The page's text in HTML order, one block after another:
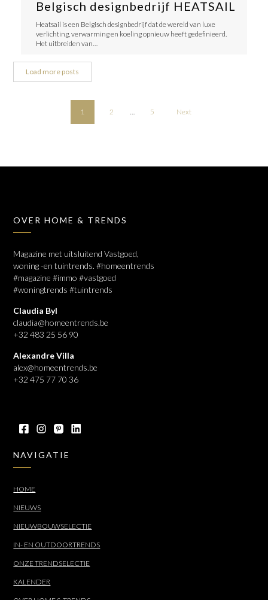
Belgisch designbedrijf HEATSAIL
Heatsail is een Belgisch designbedrijf dat de wereld van luxe
verlichting, verwarming en koeling opnieuw heeft gedefinieerd.
Het uitbreiden van…
Load more posts
1 2 … 5 Next
OVER HOME & TRENDS
Magazine met uitsluitend Vastgoed,
woning -en tuintrends. #homeentrends
#magazine #immo #vastgoed
#woningtrends #tuintrends
Claudia Byl
claudia@homeentrends.be
+32 483 25 56 90
Alexandre Villa
alex@homeentrends.be
+32 475 77 70 36
NAVIGATIE
HOME
NIEUWS
NIEUWBOUWSELECTIE
IN- EN OUTDOORTRENDS
ONZE TRENDSELECTIE
KALENDER